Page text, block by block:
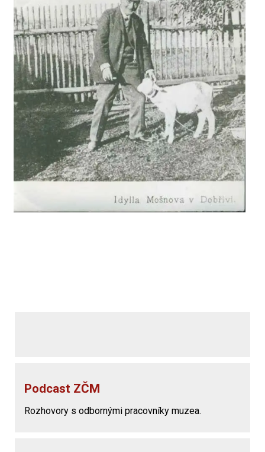
Podcast ZČM
Rozhovory s odbornými pracovníky muzea.